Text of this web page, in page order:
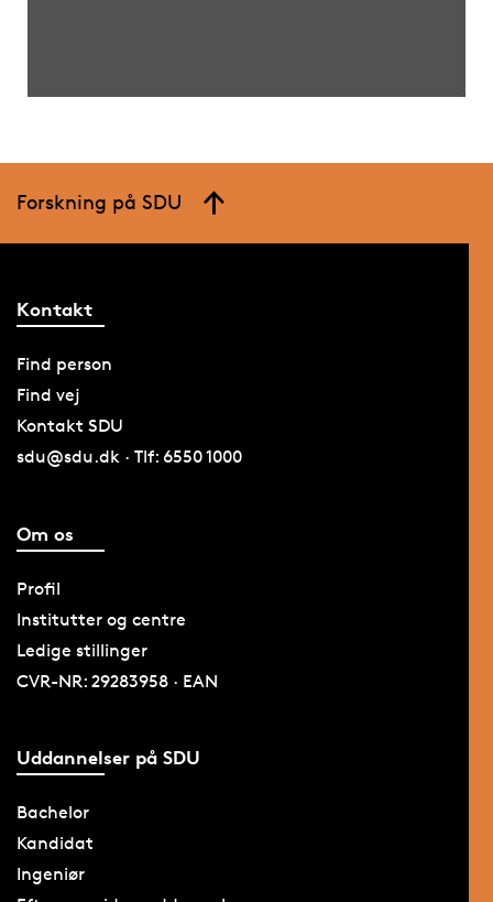
Forskning på SDU
Kontakt
Find person
Find vej
Kontakt SDU
sdu@sdu.dk · Tlf: 6550 1000
Om os
Profil
Institutter og centre
Ledige stillinger
CVR-NR: 29283958 · EAN
Uddannelser på SDU
Bachelor
Kandidat
Ingeniør